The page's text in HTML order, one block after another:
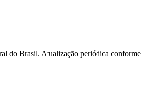
do Brasil. Atualização periódica conforme